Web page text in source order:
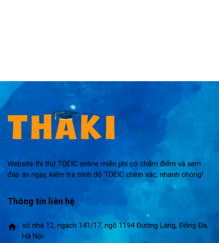
Website thi thử TOEIC online miễn phí có chấm điểm và xem
đáp án ngay, kiểm tra trình độ TOEIC chính xác, nhanh chóng!
Thông tin liên hệ
home
số nhà 12, ngách 141/17, ngõ 1194 Đường Láng, Đống Đa,
Hà Nội